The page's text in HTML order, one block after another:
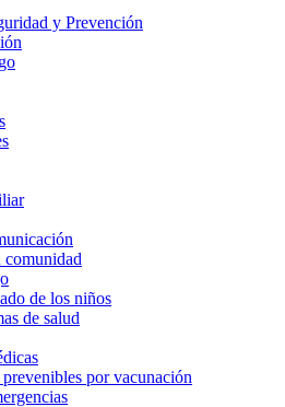
y Prevención
comunidad
de los niños
de salud
por vacunación